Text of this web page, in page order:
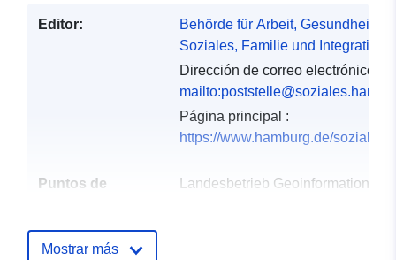
Editor:
Behörde für Arbeit, Gesundheit,
Soziales, Familie und Integration
Dirección de correo electrónico:
Página principal :
https://www.hamburg.de/
Puntos de
Landesbetrieb Geoinformation
Mostrar más